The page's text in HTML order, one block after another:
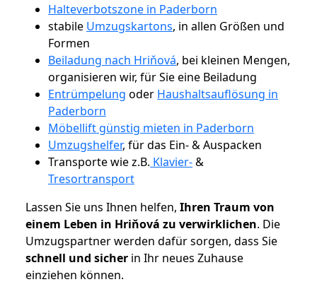
Halteverbotszone in Paderborn
stabile Umzugskartons, in allen Größen und
Formen
Beiladung nach Hriňová, bei kleinen Mengen,
organisieren wir, für Sie eine Beiladung
Entrümpelung oder Haushaltsauflösung in
Paderborn
Möbellift günstig mieten in Paderborn
Umzugshelfer, für das Ein- & Auspacken
Transporte wie z.B. Klavier-&
Tresortransport
Lassen Sie uns Ihnen helfen, Ihren Traum von
einem Leben in Hriňová zu verwirklichen. Die
Umzugspartner werden dafür sorgen, dass Sie
schnell und sicher in Ihr neues Zuhause
einziehen können.